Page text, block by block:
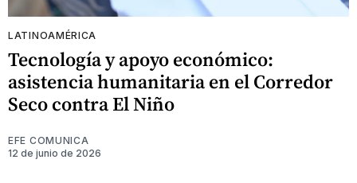
LATINOAMÉRICA
Tecnología y apoyo económico:
asistencia humanitaria en el Corredor
Seco contra El Niño
EFE COMUNICA
12 de junio de 2026